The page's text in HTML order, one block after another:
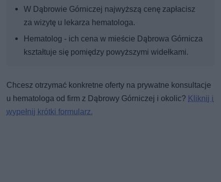
W Dąbrowie Górniczej najwyższą cenę zapłacisz
za wizytę u lekarza hematologa.
Hematolog - ich cena w mieście Dąbrowa Górnicza
kształtuje się pomiędzy powyższymi widełkami.
Chcesz otrzymać konkretne oferty na prywatne konsultacje
u hematologa od firm z Dąbrowy Górniczej i okolic? Kliknij i
wypełnij krótki formularz.